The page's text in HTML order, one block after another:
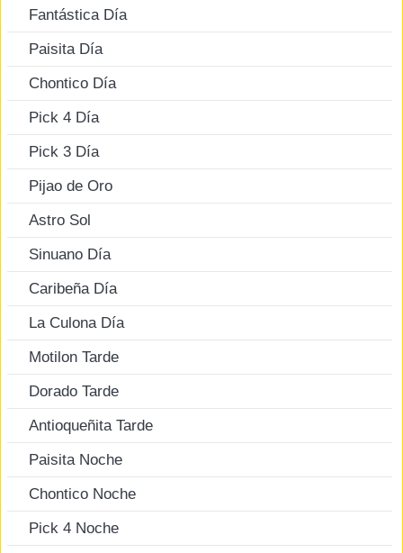
Fantástica Día
Paisita Día
Chontico Día
Pick 4 Día
Pick 3 Día
Pijao de Oro
Astro Sol
Sinuano Día
Caribeña Día
La Culona Día
Motilon Tarde
Dorado Tarde
Antioqueñita Tarde
Paisita Noche
Chontico Noche
Pick 4 Noche